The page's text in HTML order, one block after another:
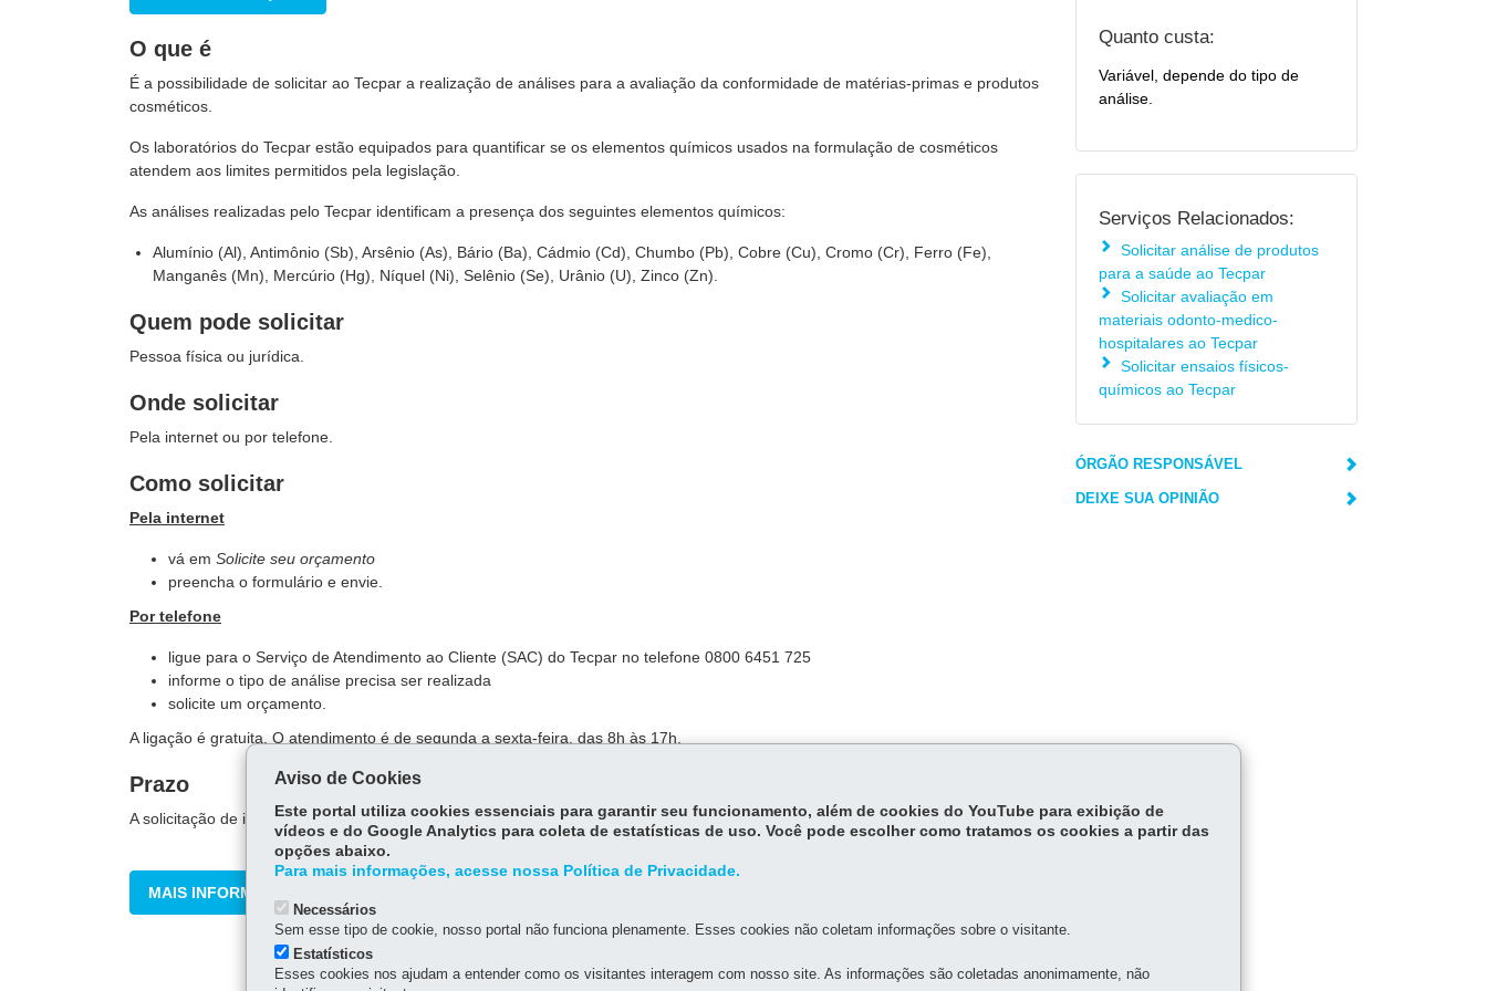
O que é
É a possibilidade de solicitar ao Tecpar a realização de análises para a avaliação da conformidade de matérias-primas e produtos
cosméticos.
Os laboratórios do Tecpar estão equipados para quantificar se os elementos químicos usados na formulação de cosméticos
atendem aos limites permitidos pela legislação.
As análises realizadas pelo Tecpar identificam a presença dos seguintes elementos químicos:
Alumínio (Al), Antimônio (Sb), Arsênio (As), Bário (Ba), Cádmio (Cd), Chumbo (Pb), Cobre (Cu), Cromo (Cr), Ferro (Fe),
Manganês (Mn), Mercúrio (Hg), Níquel (Ni), Selênio (Se), Urânio (U), Zinco (Zn).
Quem pode solicitar
Pessoa física ou jurídica.
Onde solicitar
Pela internet ou por telefone.
Como solicitar
Pela internet
vá em Solicite seu orçamento
preencha o formulário e envie.
Por telefone
ligue para o Serviço de Atendimento ao Cliente (SAC) do Tecpar no telefone 0800 6451 725
informe o tipo de análise precisa ser realizada
solicite um orçamento.
A ligação é gratuita. O atendimento é de segunda a sexta-feira, das 8h às 17h.
Prazo
A solicitação de informação é respondida em até 48 horas.
MAIS INFORMAÇÕES
Quanto custa:
Variável, depende do tipo de
análise.
Serviços Relacionados:
Solicitar análise de produtos
para a saúde ao Tecpar
Solicitar avaliação em
materiais odonto-medico-
hospitalares ao Tecpar
Solicitar ensaios físicos-
químicos ao Tecpar
ÓRGÃO RESPONSÁVEL
DEIXE SUA OPINIÃO
Aviso de Cookies
Este portal utiliza cookies essenciais para garantir seu funcionamento, além de cookies do YouTube para exibição de
vídeos e do Google Analytics para coleta de estatísticas de uso. Você pode escolher como tratamos os cookies a partir das
opções abaixo.
Para mais informações, acesse nossa Política de Privacidade.
Necessários
Sem esse tipo de cookie, nosso portal não funciona plenamente. Esses cookies não coletam informações sobre o visitante.
Estatísticos
Esses cookies nos ajudam a entender como os visitantes interagem com nosso site. As informações são coletadas anonimamente, não